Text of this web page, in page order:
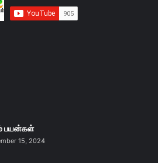
பயன்கள்
15, 2024